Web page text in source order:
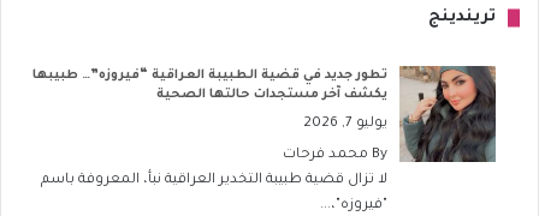
تريندينج
تطور جديد في قضية الطبيبة العراقية “فيروزه”… طبيبها
يكشف آخر مستجدات حالتها الصحية
يوليو 7, 2026
By محمد فرحات
لا تزال قضية طبيبة التخدير العراقية نبأ، المعروفة باسم
"فيروزه"،...